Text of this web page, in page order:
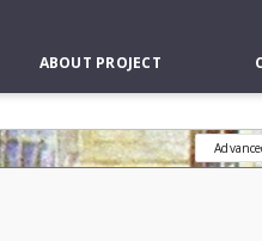
ABOUT PROJECT